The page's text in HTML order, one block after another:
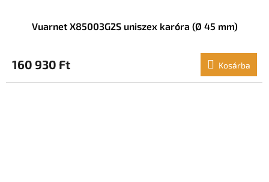
Vuarnet X85003G2S uniszex karóra (Ø 45 mm)
160 930 Ft Kosárba